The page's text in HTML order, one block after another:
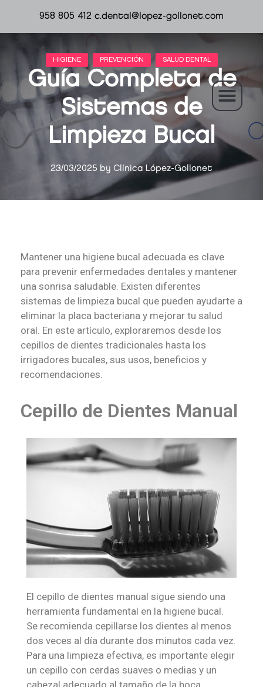
958 805 412 c.dental@lopez-gollonet.com
Guía Completa de
Sistemas de
Limpieza Bucal
23/03/2025 by Clínica López-Gollonet
Mantener una higiene bucal adecuada es clave
para prevenir enfermedades dentales y mantener
una sonrisa saludable. Existen diferentes
sistemas de limpieza bucal que pueden ayudarte a
eliminar la placa bacteriana y mejorar tu salud
oral. En este artículo, exploraremos desde los
cepillos de dientes tradicionales hasta los
irrigadores bucales, sus usos, beneficios y
recomendaciones.
Cepillo de Dientes Manual
El cepillo de dientes manual sigue siendo una
herramienta fundamental en la higiene bucal.
Se recomienda cepillarse los dientes al menos
dos veces al día durante dos minutos cada vez.
Para una limpieza efectiva, es importante elegir
un cepillo con cerdas suaves o medias y un
cabezal adecuado al tamaño de la boca.